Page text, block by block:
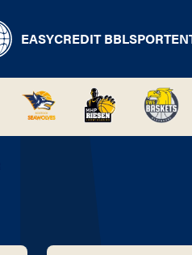
EASYCREDIT BBL